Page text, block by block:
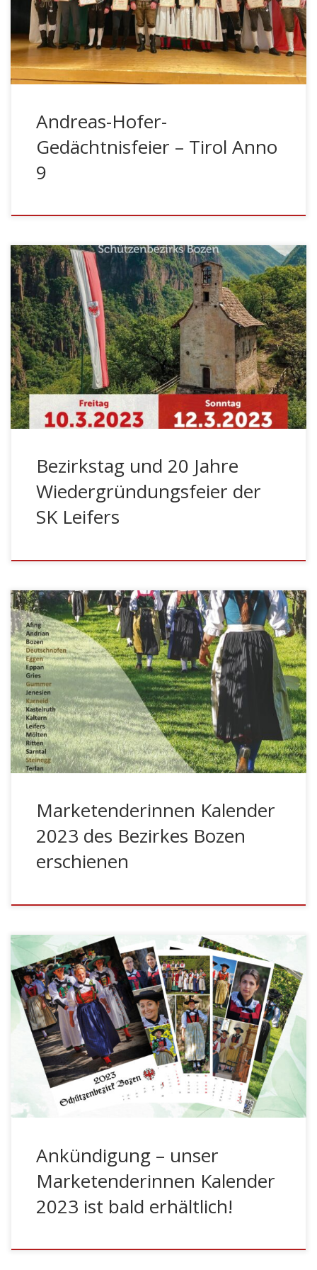
Freiheit und Unabhängigkeit unserer Heimat ihr Leben
eingesetzt haben. Dieser Gedenkfeier vorausgegangen
war der Einzug […]
Andreas-Hofer-
Gedächtnisfeier – Tirol Anno
9
Programm: 08:00 Uhr – Eintreffen und Aufstellung der
Kompanien und Abordnungen – Parkplatz Galizien
08:40 Uhr – Meldung an den Höchstanwesenden,
Abmarsch zur Pfarrkirche 09:00 Uhr –
Gottesdienst mit Guardian Pater Reinald Romaner
OFM, Dekan Walter Visintainer und der Pfarrgemeinde,
welcher feierlich von der Musikkapelle Leifers umrahmt
[…]
Bezirkstag und 20 Jahre
Wiedergründungsfeier der
SK Leifers
BOZEN – Am Mittwoch, den 7. Dezember 2022 wurde
der neue Kalender der Marketenderinnen im
Schützenheim von Gries vorgestellt. Der Bezirkskalender
erscheint heuer zum achten Mal und zeigt auf
farbenfrohen Bildern Marketenderinnen und
Jungmarketenderinnen aus den verschiedenen
Kompanien des Schützenbezirkes Bozen.
Marketenderinnen Kalender
2023 des Bezirkes Bozen
erschienen
+++ Ankündigung – unser Marketenderinnen Kalender
2023 ist bald bei unseren Kompanien im Schützenbezirk
Bozen… Gepostet von Schützenbezirk Bozen
am Mittwoch, 23. November 2022 +++ Ankündigung –
unser Marketenderinnen Kalender 2023 ist bald bei
unseren Kompanien im Schützenbezirk Bozen erhältlich!
+++ Fotos: Manfred Maierbrugger (Mitglied im
Künstlerhaus in Wien)
Ankündigung – unser
Marketenderinnen Kalender
2023 ist bald erhältlich!